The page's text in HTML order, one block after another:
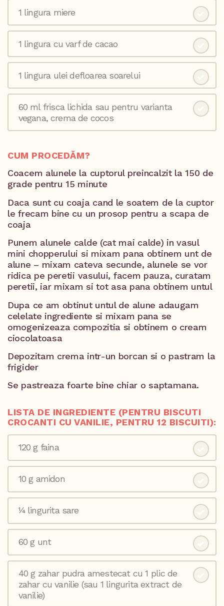
1 lingura miere
1 lingura cu varf de cacao
1 lingura ulei defloarea soarelui
60 ml frisca lichida sau pentru varianta
vegana, crema de cocos
CUM PROCEDĂM?
Coacem alunele la cuptorul preincalzit la 150 de
grade pentru 15 minute
Daca sunt cu coaja cand le soatem de la cuptor
le frecam bine cu un prosop pentru a scapa de
coaja
Punem alunele calde (cat mai calde) in vasul
mini chopperului si mixam pana obtinem unt de
alune – mixam cateva secunde, alunele se vor
ridica pe peretii vasului, facem pauza, curatam
peretii, iar mixam si tot asa pana obtinem untul
Dupa ce am obtinut untul de alune adaugam
celelate ingrediente si mixam pana se
omogenizeaza compozitia si obtinem o cream
ciocolatoasa
Depozitam crema intr-un borcan si o pastram la
frigider
Se pastreaza foarte bine chiar o saptamana.
LISTA DE INGREDIENTE (PENTRU BISCUTI
CROCANTI CU VANILIE, PENTRU 12 BISCUITI):
120 g faina
10 g amidon
¼ lingurita sare
60 g unt
40 g zahar pudra amestecat cu 1 plic de
zahar cu vanilie (sau 1 lingurita extract de
vanilie)